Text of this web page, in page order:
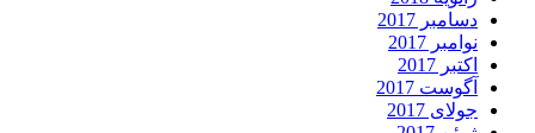
دسامبر 2017
نوامبر 2017
اکتبر 2017
آگوست 2017
جولای 2017